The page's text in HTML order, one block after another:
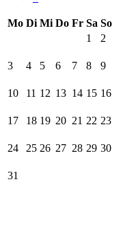
Mo Di Mi Do Fr Sa So
1
2
3 4 5 6 7 8 9
10 11 12 13 14 15 16
17 18 19 20 21 22 23
24 25 26 27 28 29 30
31